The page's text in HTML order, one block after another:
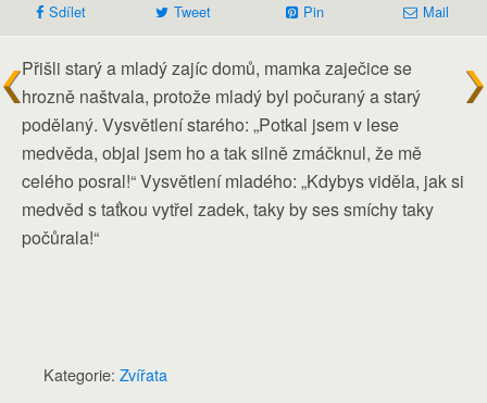
Sdílet Tweet Pin Mail
Přišli starý a mladý zajíc domů, mamka zaječice se
hrozně naštvala, protože mladý byl počuraný a starý
podělaný. Vysvětlení starého: „Potkal jsem v lese
medvěda, objal jsem ho a tak silně zmáčknul, že mě
celého posral!“ Vysvětlení mladého: „Kdybys viděla, jak si
medvěd s taťkou vytřel zadek, taky by ses smíchy taky
počůrala!“
Kategorie: Zvířata